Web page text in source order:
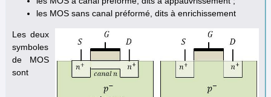
les MOS sans canal préformé, dits à enrichissement
Les deux
symboles
de MOS
sont